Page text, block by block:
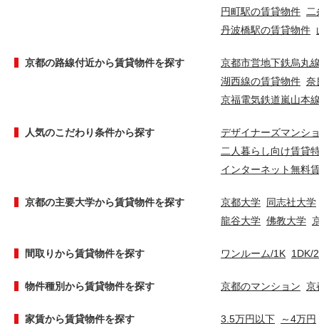
円町駅の賃貸物件
丹波橋駅の賃貸物件
京都の路線付近から賃貸物件を探す
京都市営地下鉄烏丸
湖西線の賃貸物件 奈
京福電気鉄道嵐山本
人気のこだわり条件から探す
デザイナーズマンシ
二人暮らし向け賃貸
インターネット無料
京都の主要大学から賃貸物件を探す 京都大学 同志社大学
龍谷大学 佛教大学
間取りから賃貸物件を探す ワンルーム/1K 1DK/
物件種別から賃貸物件を探す 京都のマンション 京
家賃から賃貸物件を探す 3.5万円以下 ～4万円